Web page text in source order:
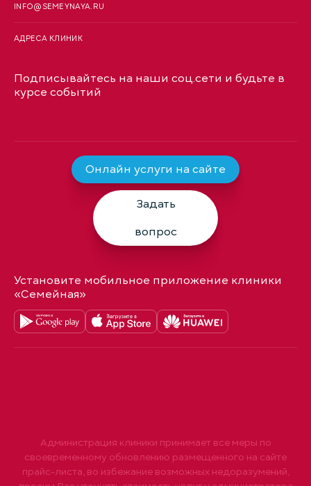
INFO@SEMEYNAYA.RU
АДРЕСА КЛИНИК
Подписывайтесь на наши соц.сети и будьте в
курсе событий
Онлайн услуги на сайте
Задать
вопрос
Установите мобильное приложение клиники
«Семейная»
Администрация клиники принимает все меры по
своевременному обновлению размещенного на сайте
прайс-листа, во избежание возможных недоразумений,